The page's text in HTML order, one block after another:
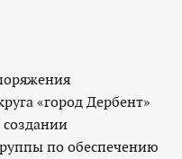
«город Дербент»
по обеспечению